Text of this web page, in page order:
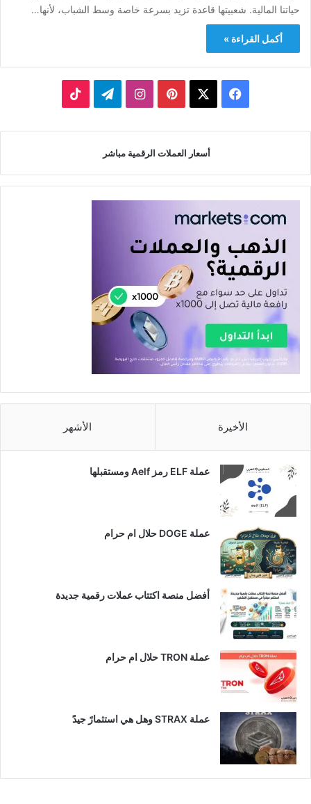
حياتنا المالية. شعبيتها قاعدة تزيد بسرعة خاصة وسط الشباب، لأنها…
أكمل القراءة »
فيسبوك بينتيريستانستقرامتيلقرام
أسعار العملات الرقمية مباشر
الأخيرة الأشهر
عملة ELF رمز Aelf ومستقبلها
عملة DOGE حلال ام حرام
أفضل منصة اكتتاب عملات رقمية جديدة
عملة TRON حلال ام حرام​
عملة STRAX وهل هي استثمارً جيدً